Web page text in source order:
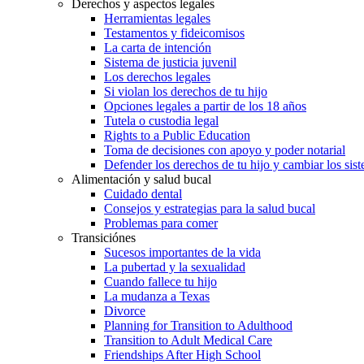
Derechos y aspectos legales
Herramientas legales
Testamentos y fideicomisos
La carta de intención
Sistema de justicia juvenil
Los derechos legales
Si violan los derechos de tu hijo
Opciones legales a partir de los 18 años
Tutela o custodia legal
Rights to a Public Education
Toma de decisiones con apoyo y poder notarial
Defender los derechos de tu hijo y cambiar los
Alimentación y salud bucal
Cuidado dental
Consejos y estrategias para la salud bucal
Problemas para comer
Transiciónes
Sucesos importantes de la vida
La pubertad y la sexualidad
Cuando fallece tu hijo
La mudanza a Texas
Divorce
Planning for Transition to Adulthood
Transition to Adult Medical Care
Friendships After High School